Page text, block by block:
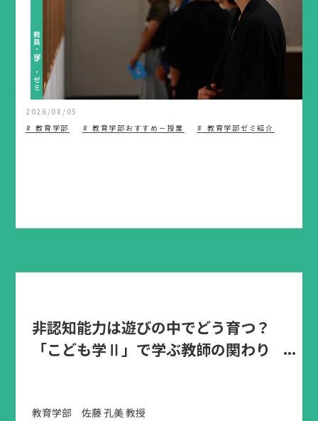
教員・学び・ゼミ
2026/08/05
教育学部
教育学部おすすめ－授業 教育学部ゼミ紹介
非認知能力は遊びの中でどう育つ？
「こども学Ⅱ」で学ぶ教師の関わり
教育学部 佐藤 孔美 教授